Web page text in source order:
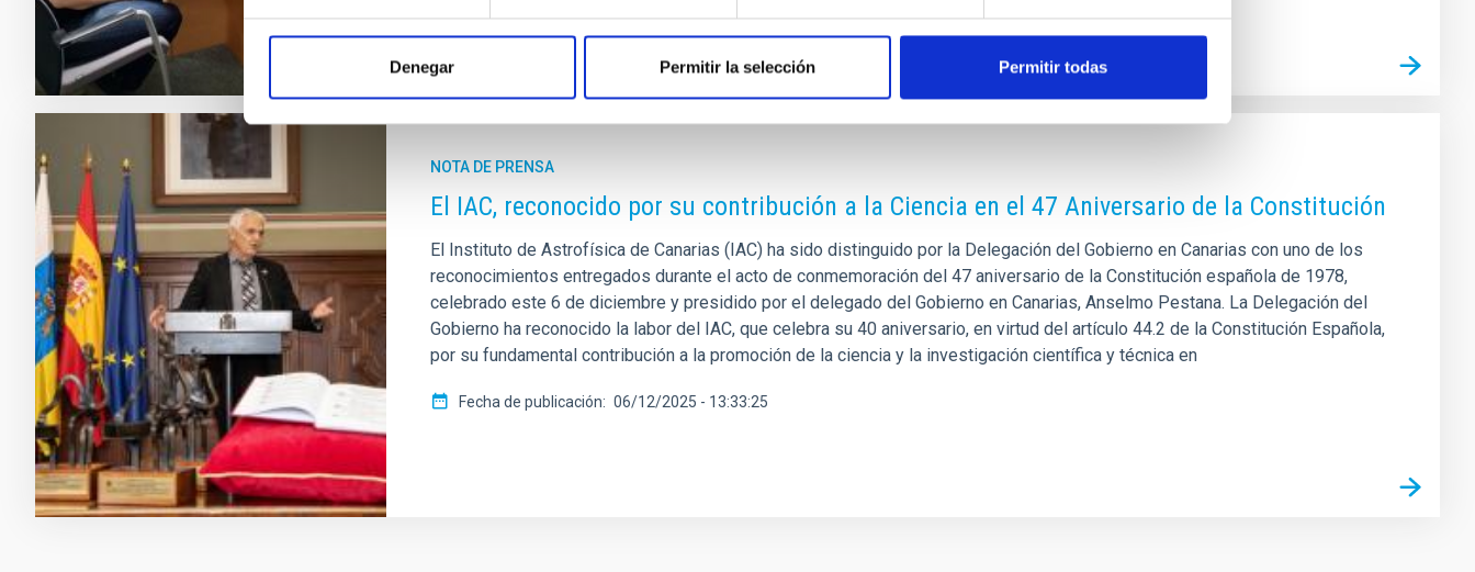
Denegar Permitir la selección Permitir todas
NOTA DE PRENSA
El IAC, reconocido por su contribución a la Ciencia en el 47 Aniversario de la Constitución
El Instituto de Astrofísica de Canarias (IAC) ha sido distinguido por la Delegación del Gobierno en Canarias con uno de los
reconocimientos entregados durante el acto de conmemoración del 47 aniversario de la Constitución española de 1978,
celebrado este 6 de diciembre y presidido por el delegado del Gobierno en Canarias, Anselmo Pestana. La Delegación del
Gobierno ha reconocido la labor del IAC, que celebra su 40 aniversario, en virtud del artículo 44.2 de la Constitución Española,
por su fundamental contribución a la promoción de la ciencia y la investigación científica y técnica en
Fecha de publicación 06/12/2025 - 13:33:25